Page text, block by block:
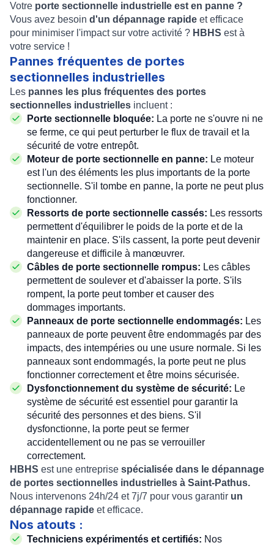
Votre porte sectionnelle industrielle est en panne ?
Vous avez besoin d'un dépannage rapide et efficace
pour minimiser l'impact sur votre activité ? HBHS est à
votre service !
Pannes fréquentes de portes
sectionnelles industrielles
Les pannes les plus fréquentes des portes
sectionnelles industrielles incluent :
Porte sectionnelle bloquée: La porte ne s'ouvre ni ne
se ferme, ce qui peut perturber le flux de travail et la
sécurité de votre entrepôt.
Moteur de porte sectionnelle en panne: Le moteur
est l'un des éléments les plus importants de la porte
sectionnelle. S'il tombe en panne, la porte ne peut plus
fonctionner.
Ressorts de porte sectionnelle cassés: Les ressorts
permettent d'équilibrer le poids de la porte et de la
maintenir en place. S'ils cassent, la porte peut devenir
dangereuse et difficile à manœuvrer.
Câbles de porte sectionnelle rompus: Les câbles
permettent de soulever et d'abaisser la porte. S'ils
rompent, la porte peut tomber et causer des
dommages importants.
Panneaux de porte sectionnelle endommagés: Les
panneaux de porte peuvent être endommagés par des
impacts, des intempéries ou une usure normale. Si les
panneaux sont endommagés, la porte peut ne plus
fonctionner correctement et être moins sécurisée.
Dysfonctionnement du système de sécurité: Le
système de sécurité est essentiel pour garantir la
sécurité des personnes et des biens. S'il
dysfonctionne, la porte peut se fermer
accidentellement ou ne pas se verrouiller
correctement.
HBHS est une entreprise spécialisée dans le dépannage
de portes sectionnelles industrielles à Saint-Pathus.
Nous intervenons 24h/24 et 7j/7 pour vous garantir un
dépannage rapide et efficace.
Nos atouts :
Techniciens expérimentés et certifiés: Nos